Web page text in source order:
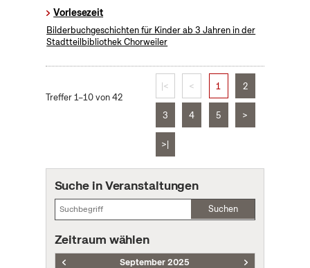
Vorlesezeit
Bilderbuchgeschichten für Kinder ab 3 Jahren in der
Stadtteilbibliothek Chorweiler
Treffer 1–10 von 42
|< < 1 2
3 4 5 >
>|
Suche in Veranstaltungen
Suchen
Zeitraum wählen
September 2025